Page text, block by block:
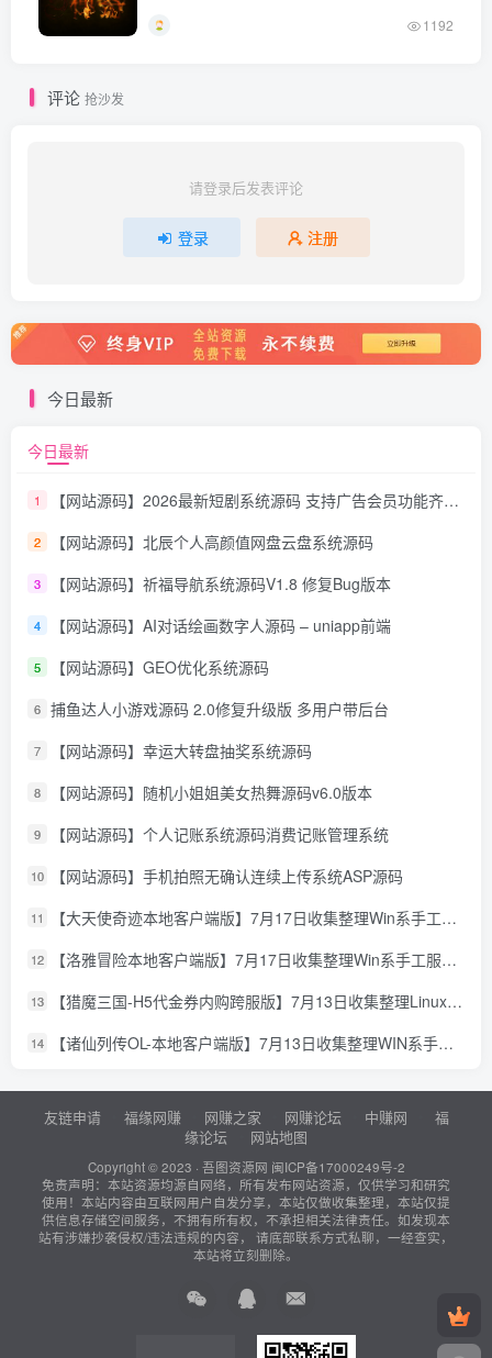
1192
评论 抢沙发
请登录后发表评论
登录 注册
今日最新
今日最新
1 【网站源码】2026最新短剧系统源码 支持广告会员功能齐全短剧源码
2 【网站源码】北辰个人高颜值网盘云盘系统源码
3 【网站源码】祈福导航系统源码V1.8 修复Bug版本
4 【网站源码】AI对话绘画数字人源码 – uniapp前端
5 【网站源码】GEO优化系统源码
6 捕鱼达人小游戏源码 2.0修复升级版 多用户带后台
7 【网站源码】幸运大转盘抽奖系统源码
8 【网站源码】随机小姐姐美女热舞源码v6.0版本
9 【网站源码】个人记账系统源码消费记账管理系统
10 【网站源码】手机拍照无确认连续上传系统ASP源码
11 【大天使奇迹本地客户端版】7月17日收集整理Win系手工服务端-怀旧奇迹页游-详细文本搭建教程-GM授权管理后台-PC客户端
12 【洛雅冒险本地客户端版】7月17日收集整理Win系手工服务端-经典冒险页游-详细文本搭建教程-PC客户端
13 【猎魔三国-H5代金券内购跨服版】7月13日收集整理Linux手工服务端-典藏卡牌回合手游-详细文本搭建教程-通用视频教程-GM管理授权后台-简易安卓客户端
14 【诸仙列传OL-本地客户端版】7月13日收集整理WIN系手工服务端-经典修真页游-详细文本搭建教程-GM工具-PC客户端
友链申请 福缘网赚 网赚之家 网赚论坛 中赚网
福
缘论坛
网站地图
Copyright © 2023 · 吾图资源网 闽ICP备17000249号-2
免责声明：本站资源均源自网络，所有发布网站资源，仅供学习和研究
使用！本站内容由互联网用户自发分享，本站仅做收集整理，本站仅提
供信息存储空间服务，不拥有所有权，不承担相关法律责任。如发现本
站有涉嫌抄袭侵权/违法违规的内容， 请底部联系方式私聊，一经查实，
本站将立刻删除。